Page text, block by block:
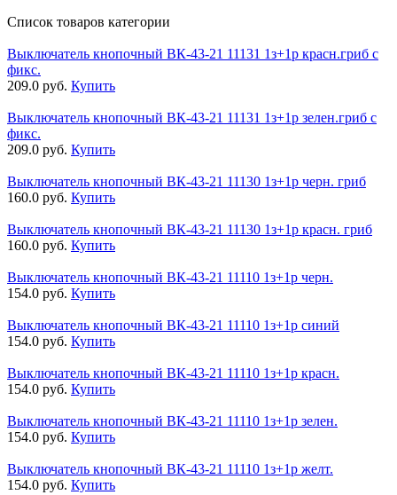
Список товаров категории
Выключатель кнопочный ВК-43-21 11131 1з+1р красн.гриб с
фикс.
209.0 руб. Купить
Выключатель кнопочный ВК-43-21 11131 1з+1р зелен.гриб с
фикс.
209.0 руб. Купить
Выключатель кнопочный ВК-43-21 11130 1з+1р черн. гриб
160.0 руб. Купить
Выключатель кнопочный ВК-43-21 11130 1з+1р красн. гриб
160.0 руб. Купить
Выключатель кнопочный ВК-43-21 11110 1з+1р черн.
154.0 руб. Купить
Выключатель кнопочный ВК-43-21 11110 1з+1р синий
154.0 руб. Купить
Выключатель кнопочный ВК-43-21 11110 1з+1р красн.
154.0 руб. Купить
Выключатель кнопочный ВК-43-21 11110 1з+1р зелен.
154.0 руб. Купить
Выключатель кнопочный ВК-43-21 11110 1з+1р желт.
154.0 руб. Купить